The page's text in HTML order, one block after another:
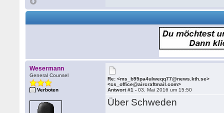
Wesermann
General Counsel
Verboten
Re: <ms_b95pa4ulweqq77@news.kth.se>
<cs_office@aircraftmail.com>
Antwort #1 -03. Mai 2016 um 15:50
Über Schweden